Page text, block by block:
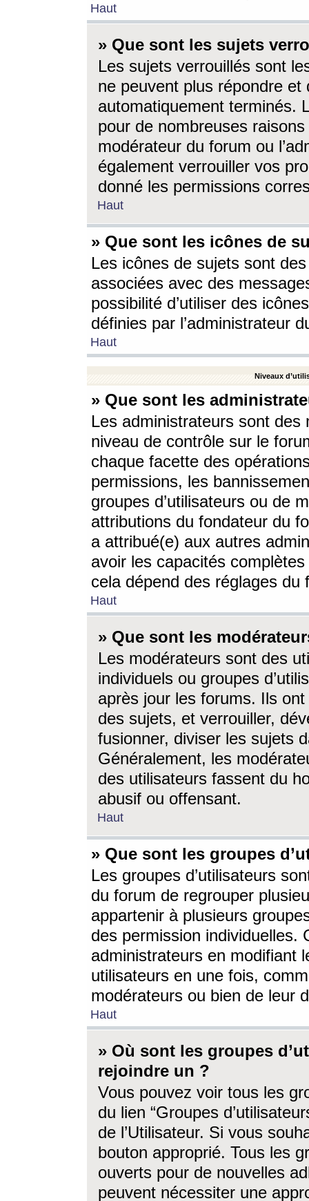
Haut
» Que sont les sujets
Les sujets verrouillés sont
ne peuvent plus répondre
automatiquement terminés.
pour de nombreuses
modérateur du forum ou
également verrouiller vos
donné les permissions
Haut
» Que sont les icônes de
Les icônes de sujets sont
associées avec des
possibilité d’utiliser des
définies par l’administrateur
Haut
Niveaux
» Que sont les
Les administrateurs sont
niveau de contrôle sur le
chaque facette des
permissions, les
groupes d’utilisateurs ou de
attributions du fondateur du
a attribué(e) aux autres
avoir les capacités
cela dépend des réglages du
Haut
» Que sont les
Les modérateurs sont des
individuels ou groupes
après jour les forums. Ils ont
des sujets, et verrouiller,
fusionner, diviser les sujets
Généralement, les
des utilisateurs fassent du
abusif ou offensant.
Haut
» Que sont les groupes
Les groupes d’utilisateurs
du forum de regrouper
appartenir à plusieurs
des permission individuelles.
administrateurs en modifiant
utilisateurs en une fois,
modérateurs ou bien de leur
Haut
» Où sont les groupes
rejoindre un ?
Vous pouvez voir tous les
du lien “Groupes
de l’Utilisateur. Si vous
bouton approprié. Tous les
ouverts pour de nouvelles
peuvent nécessiter une